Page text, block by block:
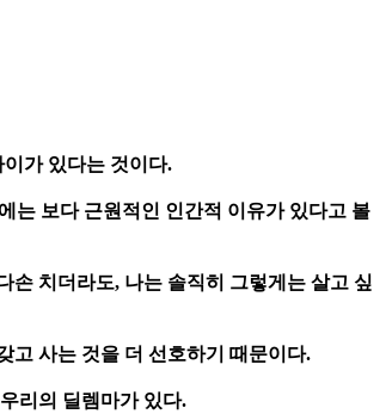
가 있다는 것이다.
는 보다 근원적인 인간적 이유가 있다고 볼
손 치더라도, 나는 솔직히 그렇게는 살고 싶
고 사는 것을 더 선호하기 때문이다.
리의 딜렘마가 있다.